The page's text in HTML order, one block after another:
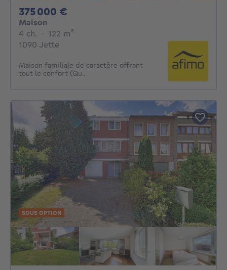
375 000 €
Maison
4 ch. 4 chambres
· 122 m²
1090 Jette
Maison familiale de caractère offrant
tout le confort (Qu..
SOUS OPTION